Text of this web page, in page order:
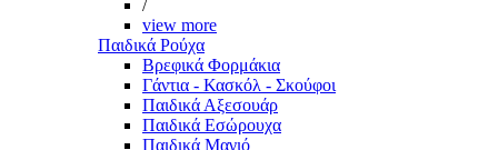
/
view more
Παιδικά Ρούχα
Βρεφικά Φορμάκια
Γάντια - Κασκόλ - Σκούφοι
Παιδικά Αξεσουάρ
Παιδικά Εσώρουχα
Παιδικά Μαγιό